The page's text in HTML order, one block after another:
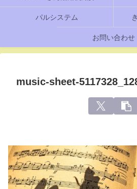
パルシステム
お問い合わせ
music-sheet-